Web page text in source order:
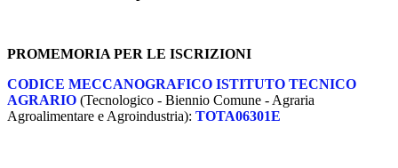
PROMEMORIA PER LE ISCRIZIONI
CODICE MECCANOGRAFICO ISTITUTO TECNICO
AGRARIO (Tecnologico - Biennio Comune - Agraria
Agroalimentare e Agroindustria): TOTA06301E